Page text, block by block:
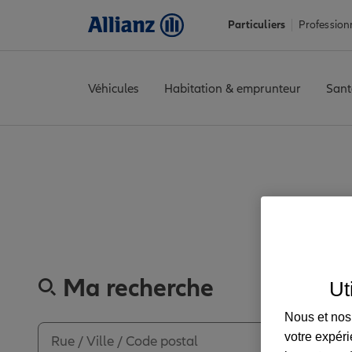
Particuliers
Véhicules Habitation & emprunteur
Ma recherche
Nous et
votre